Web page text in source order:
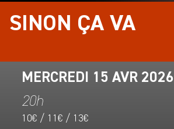
SINON ÇA VA
MERCREDI 15 AVR 2026
20h
10€ / 11€ / 13€